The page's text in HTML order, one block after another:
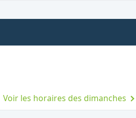
Voir les horaires des dimanches